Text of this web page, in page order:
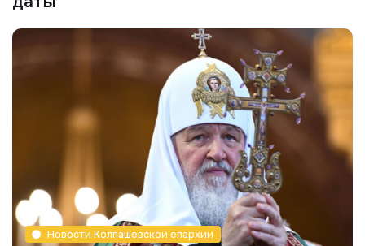
Новости Колпашевской епархии